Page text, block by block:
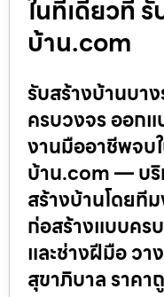
ในที่เดียวที่ รั
บ้าน.com
รับสร้างบ้านบา
ครบวงจร ออกแ
งานมืออาชีพจบ
บ้าน.com — บริ
สร้างบ้านโดยที
ก่อสร้างแบบคร
และช่างฝีมือ วา
สุขาภิบาล ราค